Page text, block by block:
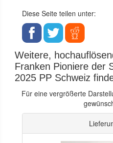
Diese Seite teilen unter:
Weitere,
Franken Pioniere der
2025 PP Schweiz
Für eine vergrößerte